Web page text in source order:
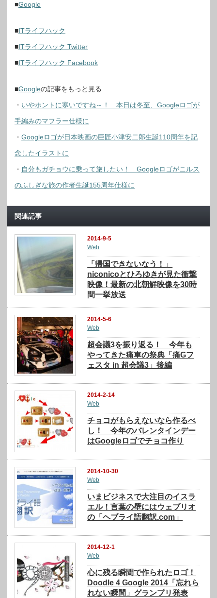
■Google
■ITライフハック
■ITライフハック Twitter
■ITライフハック Facebook
■Googleの記事をもっと見る
・ いやホントに寒いですね～！ 本日は冬至、Googleロゴが
手編みのマフラー仕様に
・ Googleロゴが日本映画の巨匠小津安二郎生誕110周年を記
念したイラストに
・ 自分もガチョウに乗って旅したい！ Googleロゴがニルス
のふしぎな旅の作者生誕155周年仕様に
関連記事
2014-9-5
Web
「帰国できないなう！」
niconicoとひろゆきが見た衝撃
映像！最新の北朝鮮映像を30時
間一挙放送
2014-5-6
Web
超会議3を振り返る！ 今年も
やってきた痛車の祭典「痛Gフ
ェスタ in 超会議3」後編
2014-2-14
Web
チョコがもらえないなら作るべ
し！ 今年のバレンタインデー
はGoogleロゴでチョコ作り
2014-10-30
Web
いまビジネスで大注目のイスラ
エル！言葉の壁にはウェブリオ
の「ヘブライ語翻訳.com」
2014-12-1
Web
心に残る瞬間で作られたロゴ！
Doodle 4 Google 2014「忘れら
れない瞬間」グランプリ発表